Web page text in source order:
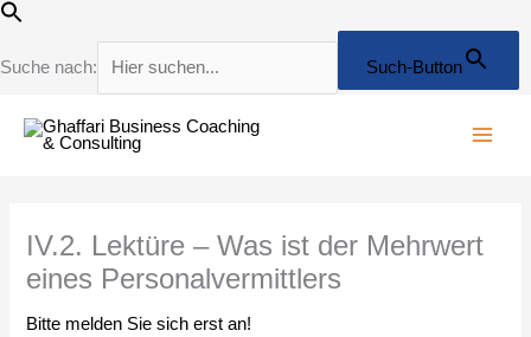
Suche nach: Such-Button
Zum
springen
IV.2. Lektüre – Was ist der Mehrwert
eines Personalvermittlers
Bitte melden Sie sich erst an!